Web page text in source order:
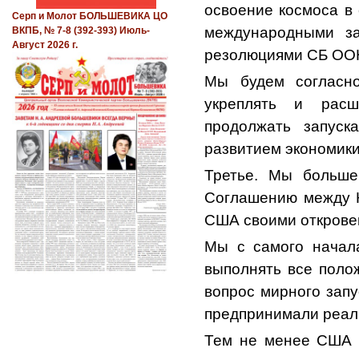
освоение космоса
международными
резолюциями СБ
Мы будем
укреплять и
продолжать
развитием
Третье. Мы больше
Соглашению между
США своими
Мы с самого
выполнять все
вопрос мирного
предпринимали
Тем не менее США
Серп и Молот БОЛЬШЕВИКА ЦО
ВКПБ, № 7-8 (392-393) Июль-
Август 2026 г.